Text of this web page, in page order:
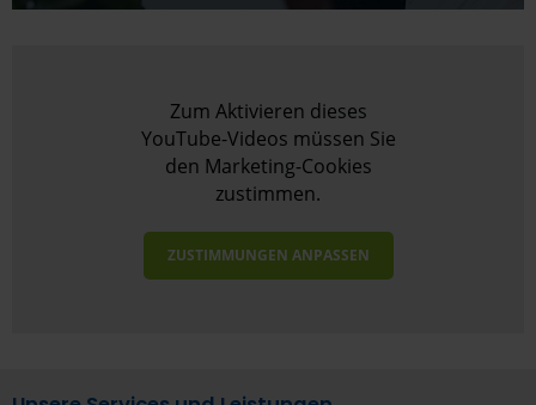
Zum Aktivieren dieses
YouTube-Videos müssen Sie
den Marketing-Cookies
zustimmen.
ZUSTIMMUNGEN ANPASSEN